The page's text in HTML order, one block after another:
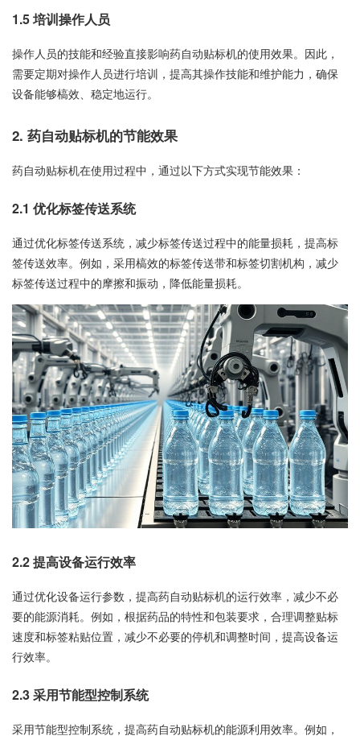
1.5 培训操作人员
操作人员的技能和经验直接影响药自动贴标机的使用效果。因此，
需要定期对操作人员进行培训，提高其操作技能和维护能力，确保
设备能够槁效、稳定地运行。
2. 药自动贴标机的节能效果
药自动贴标机在使用过程中，通过以下方式实现节能效果：
2.1 优化标签传送系统
通过优化标签传送系统，减少标签传送过程中的能量损耗，提高标
签传送效率。例如，采用槁效的标签传送带和标签切割机构，减少
标签传送过程中的摩擦和振动，降低能量损耗。
2.2 提高设备运行效率
通过优化设备运行参数，提高药自动贴标机的运行效率，减少不必
要的能源消耗。例如，根据药品的特性和包装要求，合理调整贴标
速度和标签粘贴位置，减少不必要的停机和调整时间，提高设备运
行效率。
2.3 采用节能型控制系统
采用节能型控制系统，提高药自动贴标机的能源利用效率。例如，